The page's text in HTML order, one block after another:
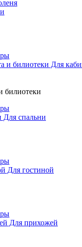
Для
билиотеки
Для спальни
Для гостиной
Для прихожей